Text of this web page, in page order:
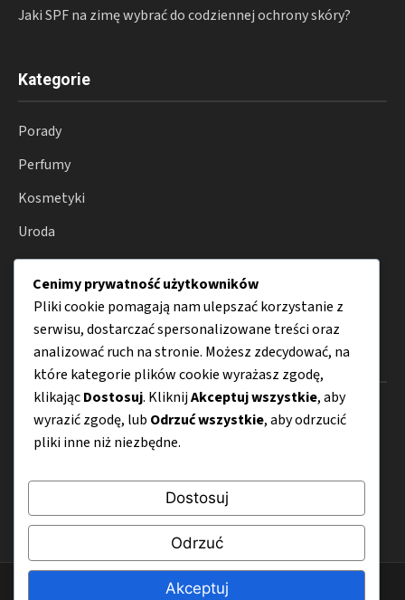
Jaki SPF na zimę wybrać do codziennej ochrony skóry?
Kategorie
Porady
Perfumy
Kosmetyki
Uroda
Zdrowie
Wellness
Menu
Kontakt
Mapa strony
Polityka prywatności
© 2026 Pachnidlo.com.pl
Cenimy prywatność użytkowników
Pliki cookie pomagają nam ulepszać korzystanie z
serwisu, dostarczać spersonalizowane treści oraz
analizować ruch na stronie. Możesz zdecydować, na
które kategorie plików cookie wyrażasz zgodę,
klikającDostosuj. KliknijAkceptuj wszystkie, aby
wyrazić zgodę, lub Odrzuć wszystkie, aby odrzucić
pliki inne niż niezbędne.
Dostosuj
Odrzuć
Akceptuj